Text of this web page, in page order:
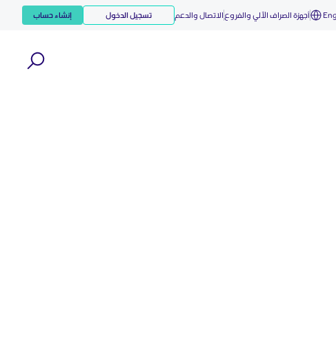
أجهزة الصراف الآلي والفروع الاتصال والدعم تسجيل الدخول إنشاء حساب